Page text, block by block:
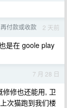
付款或收款 2 天前
是在 goole play
7 月 28 日
修也还能用, 卫
次猫跑到我们楼